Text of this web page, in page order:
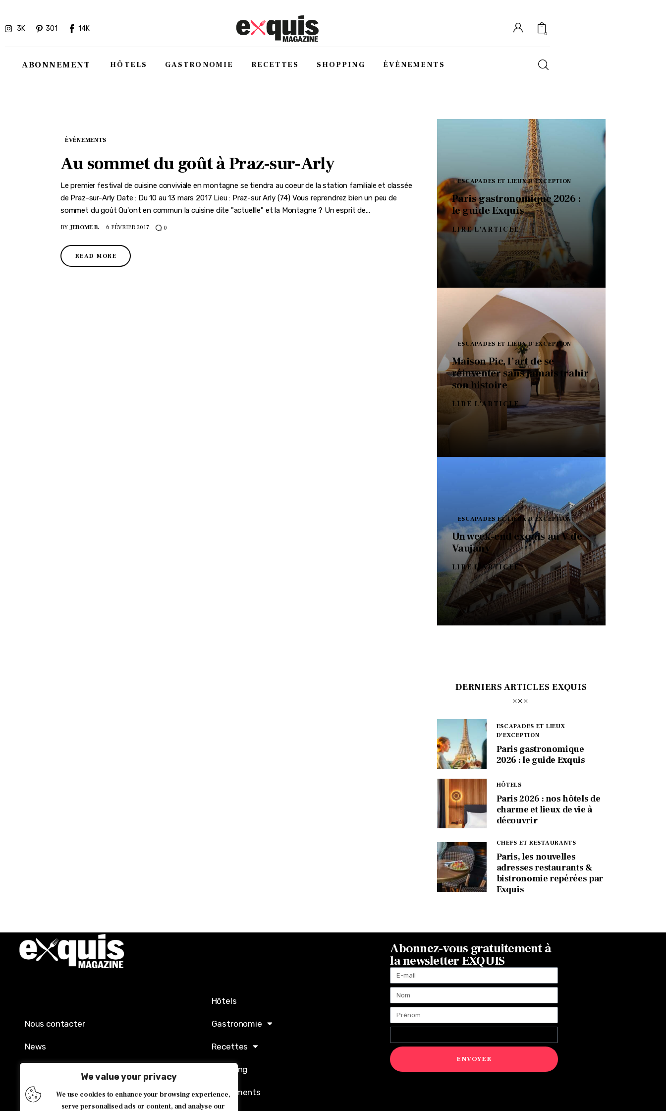
We value your privacy
We use cookies to enhance your browsing experience,
serve personalised ads or content, and analyse our
3K 301 14K
0
ABONNEMENT HÔTELS GASTRONOMIE RECETTES SHOPPING ÉVÈNEMENTS
Gastronomie
Recettes
ÉVÈNEMENTS
Au sommet du goût à Praz-sur-Arly
Le premier festival de cuisine conviviale en montagne se tiendra au coeur de la station familiale et classée
de Praz-sur-Arly Date : Du 10 au 13 mars 2017 Lieu : Praz-sur Arly (74) Vous reprendrez bien un peu de
sommet du goût Qu'ont en commun la cuisine dite "actuellle" et la Montagne ? Un esprit de…
BY JEROME B. 6 FÉVRIER 2017 0
READ MORE
ESCAPADES ET LIEUX D'EXCEPTION
Paris gastronomique 2026 :
le guide Exquis
LIRE L'ARTICLE
ESCAPADES ET LIEUX D'EXCEPTION
Maison Pic, l’art de se
réinventer sans jamais trahir
son histoire
LIRE L'ARTICLE
ESCAPADES ET LIEUX D'EXCEPTION
Un week-end exquis au V de
Vaujany
LIRE L'ARTICLE
DERNIERS ARTICLES EXQUIS
ESCAPADES ET LIEUX
D'EXCEPTION
Paris gastronomique
2026 : le guide Exquis
HÔTELS
Paris 2026 : nos hôtels de
charme et lieux de vie à
découvrir
CHEFS ET RESTAURANTS
Paris, les nouvelles
adresses restaurants &
bistronomie repérées par
Exquis
Nous contacter
News
Politique de confidentialité
Hôtels
Gastronomie
Recettes
Shopping
Évènements
Abonnez-vous gratuitement à
la newsletter EXQUIS
ENVOYER